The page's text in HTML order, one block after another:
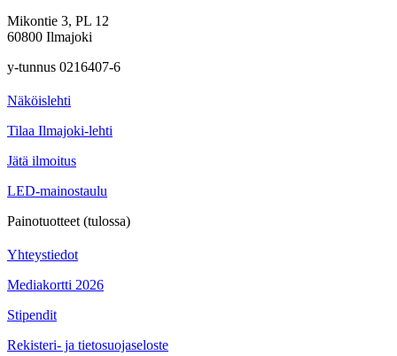
Mikontie 3, PL 12
60800 Ilmajoki
y-tunnus 0216407-6
Näköislehti
Tilaa Ilmajoki-lehti
Jätä ilmoitus
LED-mainostaulu
Painotuotteet (tulossa)
Yhteystiedot
Mediakortti 2026
Stipendit
Rekisteri- ja tietosuojaseloste